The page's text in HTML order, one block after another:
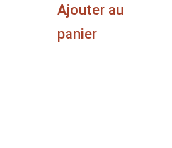
Ajouter au
panier